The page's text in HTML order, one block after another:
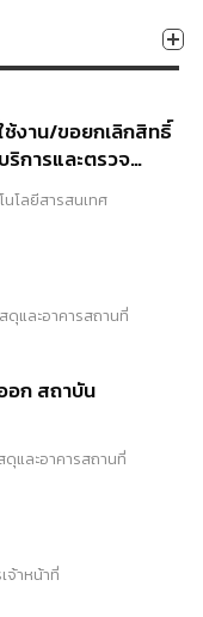
งาน/ขอยกเลิกสิทธิ์
ริการและตรวจ
นหน่วยงาน
โลยีสารสนเทศ
และอาคารสถานที่
ก สถาบัน
และอาคารสถานที่
จ้าหน้าที่